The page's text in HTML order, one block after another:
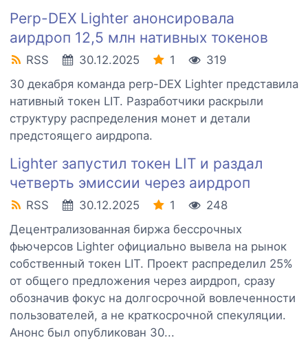
Perp-DEX Lighter анонсировала
аирдроп 12,5 млн нативных токенов
RSS 30.12.2025 1
319
30 декабря команда perp-DEX Lighter представила
нативный токен LIT. Разработчики раскрыли
структуру распределения монет и детали
предстоящего аирдропа.
Lighter запустил токен LIT и раздал
четверть эмиссии через аирдроп
RSS 30.12.2025 1
248
Децентрализованная биржа бессрочных
фьючерсов Lighter официально вывела на рынок
собственный токен LIT. Проект распределил 25%
от общего предложения через аирдроп, сразу
обозначив фокус на долгосрочной вовлеченности
пользователей, а не краткосрочной спекуляции.
Анонс был опубликован 30...